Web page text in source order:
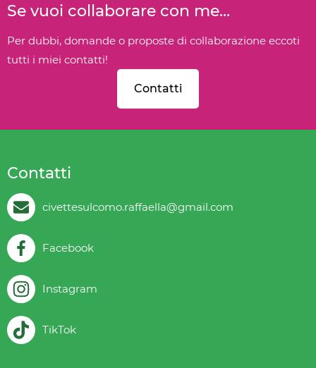
Se vuoi collaborare con me…
Per dubbi, domande o proposte di collaborazione eccoti
tutti i miei contatti!
Contatti
Contatti
civettesulcomo.raffaella@gmail.com
Facebook
Instagram
TikTok